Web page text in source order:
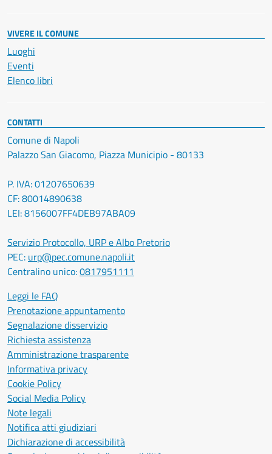
VIVERE IL COMUNE
Luoghi
Eventi
Elenco libri
CONTATTI
Comune di Napoli
Palazzo San Giacomo, Piazza Municipio - 80133
P. IVA: 01207650639
CF: 80014890638
LEI: 8156007FF4DEB97ABA09
Servizio Protocollo, URP e Albo Pretorio
PEC: urp@pec.comune.napoli.it
Centralino unico:0817951111
Leggi le FAQ
Prenotazione appuntamento
Segnalazione disservizio
Richiesta assistenza
Amministrazione trasparente
Informativa privacy
Cookie Policy
Social Media Policy
Note legali
Notifica atti giudiziari
Dichiarazione di accessibilità